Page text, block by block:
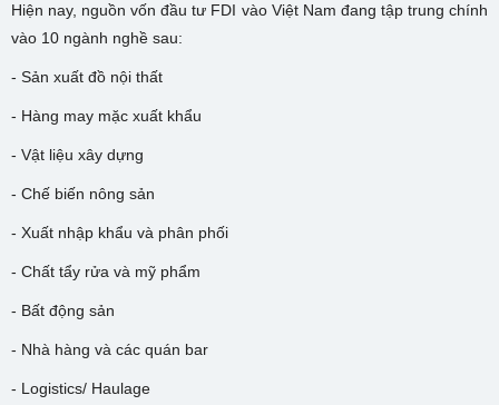
Hiện nay, nguồn vốn đầu tư FDI vào Việt Nam đang tập trung chính
vào 10 ngành nghề sau:
- Sản xuất đồ nội thất
- Hàng may mặc xuất khẩu
- Vật liệu xây dựng
- Chế biến nông sản
- Xuất nhập khẩu và phân phối
- Chất tẩy rửa và mỹ phẩm
- Bất động sản
- Nhà hàng và các quán bar
- Logistics/ Haulage